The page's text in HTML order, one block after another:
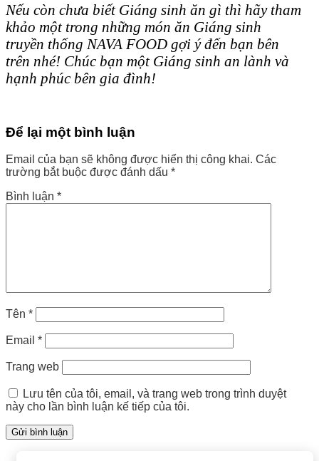
Nếu còn chưa biết Giáng sinh ăn gì thì hãy tham
khảo một trong những món ăn Giáng sinh
truyền thống NAVA FOOD gợi ý đến bạn bên
trên nhé! Chúc bạn một Giáng sinh an lành và
hạnh phúc bên gia đình!
Để lại một bình luận
Email của bạn sẽ không được hiển thị công khai. Các
trường bắt buộc được đánh dấu *
Bình luận *
Tên *
Email *
Trang web
Lưu tên của tôi, email, và trang web trong trình duyệt
này cho lần bình luận kế tiếp của tôi.